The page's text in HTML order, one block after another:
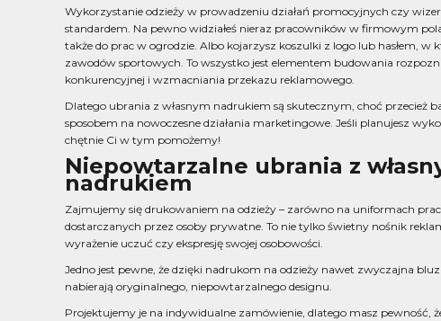
Wykorzystanie odzieży w prowadzeniu działań promocyjnych czy
standardem. Na pewno widziałeś nieraz pracowników w firmowym
także do prac w ogrodzie. Albo kojarzysz koszulki z logo lub hasłem, w
zawodów sportowych. To wszystko jest elementem budowania
konkurencyjnej i wzmacniania przekazu reklamowego.
Dlatego ubrania z własnym nadrukiem są skutecznym, choć przecież
sposobem na nowoczesne działania marketingowe. Jeśli planujesz
chętnie Ci w tym pomożemy!
Niepowtarzalne ubrania z
nadrukiem
Zajmujemy się drukowaniem na odzieży – zarówno na uniformach
dostarczanych przez osoby prywatne. To nie tylko świetny nośnik
wyrażenie uczuć czy ekspresję swojej osobowości.
Jedno jest pewne, że dzięki nadrukom na odzieży nawet zwyczajna
nabierają oryginalnego, niepowtarzalnego designu.
Projektujemy je na indywidualne zamówienie, dlatego masz pewność,